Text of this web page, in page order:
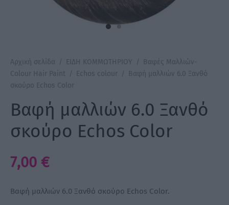
Αρχική σελίδα / ΕΙΔΗ ΚΟΜΜΩΤΗΡΙΟΥ /
Βαφές Μαλλιών-
Colour Hair Paint / Echos colour /
Βαφή μαλλιών 6.0 Ξανθό
σκούρο Echos Color
Βαφή μαλλιών 6.0 Ξανθό
σκούρο Echos Color
7,00 €
Βαφή μαλλιών 6.0 Ξανθό σκούρο Echos Color.
Xanitalia